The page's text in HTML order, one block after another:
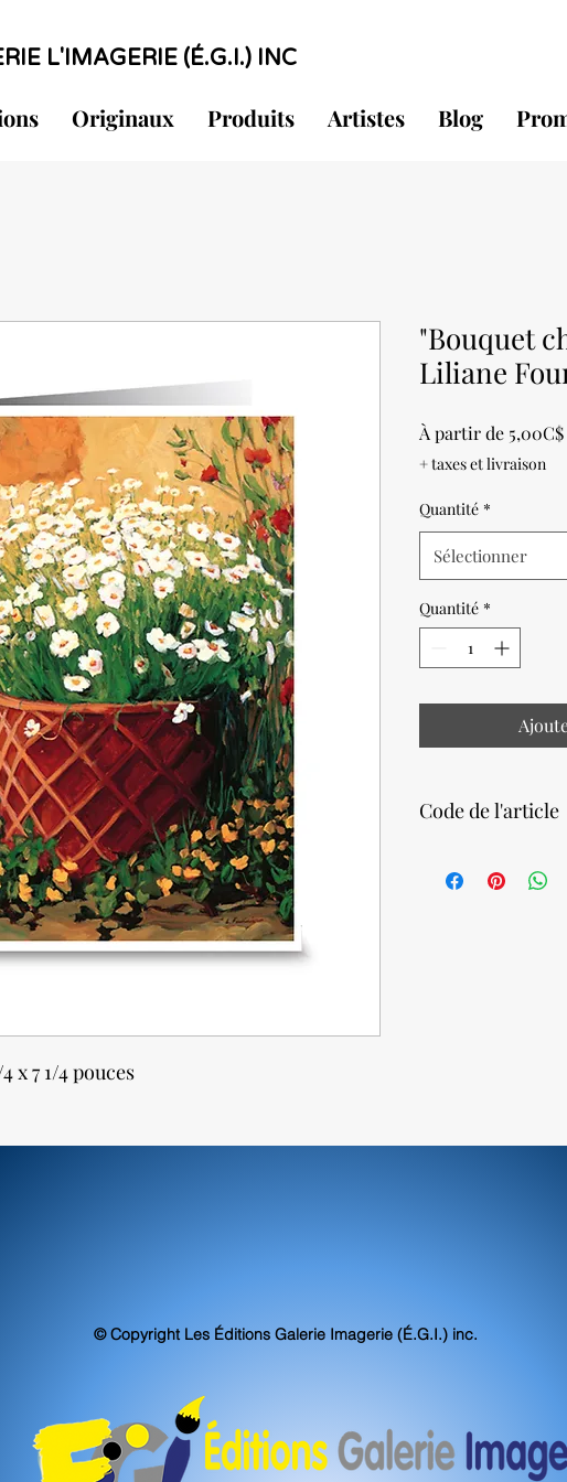
L'IMAGERIE (É.G.I.) INC
Originaux Produits Artistes Blog
x 7 1/4 pouces
"Bouquet
Liliane
À partir de 5,00C$
+ taxes et livraison
Quantité *
Sélectionner
Quantité *
Code de l'article
© Copyright Les Éditions Galerie Imagerie (É.G.I.) inc.